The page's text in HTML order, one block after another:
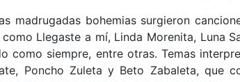
madrugadas bohemias surgieron
Llegaste a mí, Linda Morenita, Luna
como siempre, entre otras. Temas
Poncho Zuleta y Beto Zabaleta, que